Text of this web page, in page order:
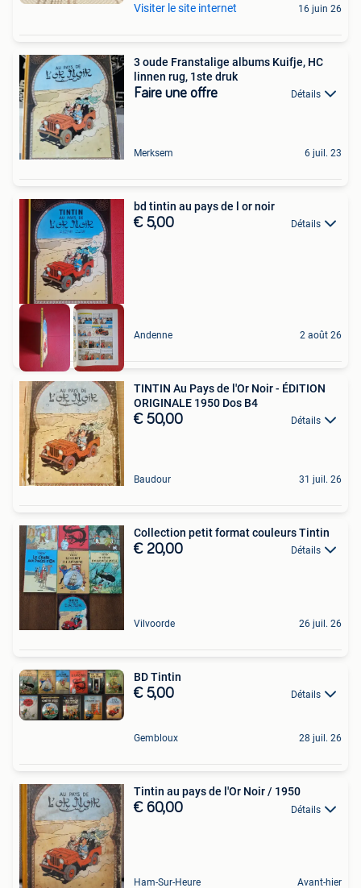
Visiter le site internet 16 juin 26
3 oude Franstalige albums Kuifje, HC
linnen rug, 1ste druk
Faire une offre Détails
Merksem 6 juil. 23
bd tintin au pays de l or noir
€ 5,00 Détails
Andenne 2 août 26
TINTIN Au Pays de l'Or Noir - ÉDITION
ORIGINALE 1950 Dos B4
€ 50,00 Détails
Baudour 31 juil. 26
Collection petit format couleurs Tintin
€ 20,00 Détails
Vilvoorde 26 juil. 26
BD Tintin
€ 5,00 Détails
Gembloux 28 juil. 26
Tintin au pays de l'Or Noir / 1950
€ 60,00 Détails
Ham-Sur-Heure Avant-hier